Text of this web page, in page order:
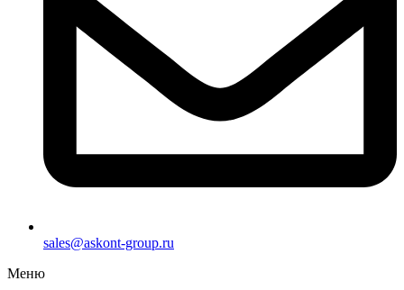
sales@askont-group.ru
Меню